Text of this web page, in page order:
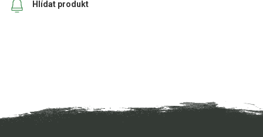
Kultivátory
Štěpkovače a drtiče
Hlídat produkt